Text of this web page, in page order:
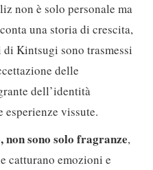
non è solo personale ma
una storia di crescita,
Kintsugi sono trasmessi
delle
dell’identità
vissute.
sono solo fragranze,
catturano emozioni e